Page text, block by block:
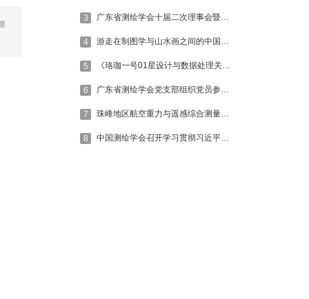
3 广东省测绘学会十届二次理事会暨2020年学术年会隆重召开
4 游走在制图学与山水画之间的中国传统地图
5 《珞珈一号01星设计与数据处理关键技术 》入选2020年“科创中国”先导技术榜单
6 广东省测绘学会党支部组织党员参加广东省科协传达中国科协第十次全国代表大会精神的线上会议
7 珠峰地区航空重力与遥感综合测量填补空白
8 中国测绘学会召开学习贯彻习近平总书记在两院院士大会、中国科协第十次全国代表大会上的重要讲话精神会议